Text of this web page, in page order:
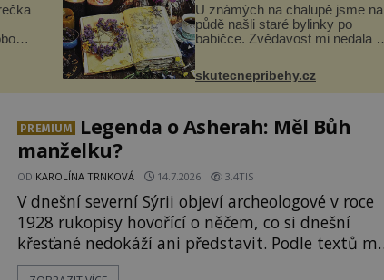
U známých na chalupě jsme na
půdě našli staré bylinky po
babičce. Zvědavost mi nedala a
Zimní pobyt na chalupě se pro
mě vlastní vinou změnil v děsivý
zážitek, na kt...
skutecnepribehy.cz
PREMIUM
Legenda o Asherah: Měl Bůh
manželku?
OD KAROLÍNA TRNKOVÁ 14.7.2026 3.4TIS
V dnešní severní Sýrii objeví archeologové v roce
1928 rukopisy hovořící o něčem, co si dnešní
křesťané nedokáží ani představit. Podle textů měl
Bůh, pro Židy Jehova, kdysi manželku jménem